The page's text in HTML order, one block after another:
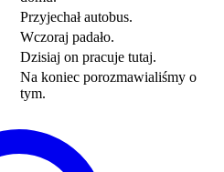
Przyjechał autobus.
Wczoraj padało.
Dzisiaj on pracuje tutaj.
Na koniec porozmawialiśmy o
tym.